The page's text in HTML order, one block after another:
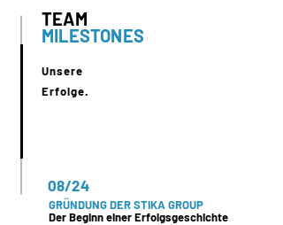
TEAM
MILESTONES
Unsere
Erfolge.
08/24
GRÜNDUNG DER STIKA GROUP
Der Beginn einer Erfolgsgeschichte